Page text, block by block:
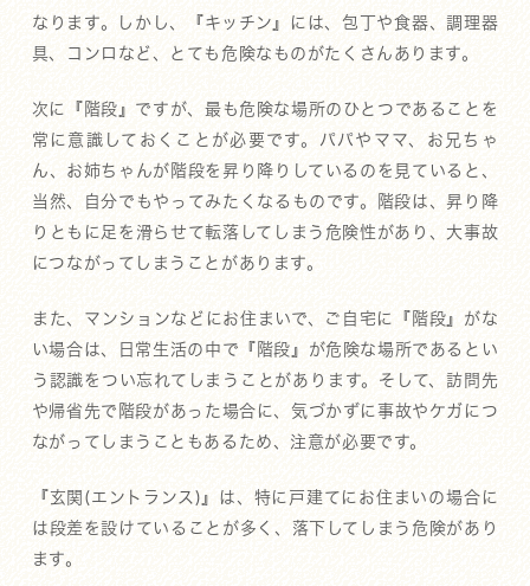
なります。しかし、『キッチン』には、包丁や食器、調理器
具、コンロなど、とても危険なものがたくさんあります。
次に『階段』ですが、最も危険な場所のひとつであることを
常に意識しておくことが必要です。パパやママ、お兄ちゃ
ん、お姉ちゃんが階段を昇り降りしているのを見ていると、
当然、自分でもやってみたくなるものです。階段は、昇り降
りともに足を滑らせて転落してしまう危険性があり、大事故
につながってしまうことがあります。
また、マンションなどにお住まいで、ご自宅に『階段』がな
い場合は、日常生活の中で『階段』が危険な場所であるとい
う認識をつい忘れてしまうことがあります。そして、訪問先
や帰省先で階段があった場合に、気づかずに事故やケガにつ
ながってしまうこともあるため、注意が必要です。
『玄関(エントランス)』は、特に戸建てにお住まいの場合に
は段差を設けていることが多く、落下してしまう危険があり
ます。